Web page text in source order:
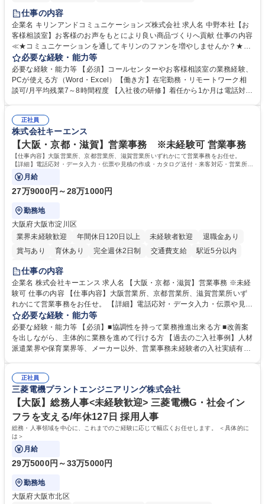
仕事の内容
企業名 キリンアンドコミュニケーションズ株式会社 求人名 中野本社【お
客様相談室】お客様のお声をもとにより良い商品づくりへ貢献 仕事の内容
≪★コミュニケーションを通してキリンのファンを増やしませんか？★≫
お客様のお声をより良い商品づくりに活かしていく上で、窓口となるお客
様相談室でのお仕事です。 日々お客様からいただくキリングループへのご
意見を、企業活動に活かしています。お客様からの声に迅速かつ誠意をも
って対応、情報提供するとともにグループ内活動に反映しています。 【具
平均100件前後■メール・手紙：同上40件前後 募集職種 中野本社【お客様
相談室】お客様のお声をもとにより良い商品づくりへ貢献
必要な経験・能力等
必要な経験・能力等 【必須】コールセンターやお客様相談室の業務経験、
PCが使える方（Word・Excel）【働き方】在宅勤務・リモートワーク相
談可/月平均残業7～8時間程度 【入社後の研修】着任から1か月は電話対応
すのでご安心ください。 【当社について】キリングループの広報機能を担
う会社として、お客様との出会いを大切にし、磨き上げたホスピタリティ
を込めてコミュニケーションをとりながら広報関連業務を行っておりま
す。 学歴・資格 学歴：大学院 大学 高専 短大 専修学校 高校 語学力： 資
格：
正社員
株式会社キーエンス
【大阪・京都・滋賀】営業事務 ※未経験可 営業事務
【仕事内容】大阪営業所、京都営業所、滋賀営業所いずれかにて営業事務をお任せ。
【詳細】電話応対・データ入力・伝票や見積の作成・カタログ送付・来客対応・営業所内
で発生する事務業務や業務改善をお任せ。
月給
27万9000円～28万1000円
勤務地
大阪府大阪市淀川区
業界未経験歓迎
年間休日120日以上 未経験者歓迎
退職金あり
賞与あり
育休あり 完全週休2日制 交通費支給
駅近5分以内
土日祝休み
仕事の内容
企業名 株式会社キーエンス 求人名 【大阪・京都・滋賀】営業事務 ※未経
験可 仕事の内容 【仕事内容】大阪営業所、京都営業所、滋賀営業所いず
れかにて営業事務をお任せ。 【詳細】電話応対・データ入力・伝票や見積
の作成・カタログ送付・来客対応・営業所内で発生する事務業務や業務改
善をお任せ。 【教育制度】ご入社後、育成担当とペアになりながらOJTに
て業務を覚えていただくことが可能です。業務システムがきちんと構築さ
れているため、スムーズに仕事に慣れることができる環境です。また、
募集職種 【大阪・京都・滋賀】営業事務 ※未経験可
必要な経験・能力等
必要な経験・能力等 【必須】■協調性を持って業務推進出来る方 ■改善案
を出しながら、主体的に業務を進めて行ける方 【過去のご入社事例】人材
派遣業界や保育業界等、メーカー以外、営業事務未経験者の入社実績有
えて、お客様や社員の状況に合わせ、能動的なサポート、改善の動きも期
待され。組織を支えるスペシャリストとして、チームに貢献し、結果的に
社員から頼られる存在になることができます。平均19:30の退勤以降の業
務の持ち帰りも禁止されており、メリハリのある働き方となります。 学
歴・資格 学歴：大学院 大学 高専 短大 語学力： 資格：
正社員
三菱電機プラントエンジニアリング株式会社
【大阪】総務人事<未経験歓迎> 三菱電機G・社会イン
フラを支える/年休127日 採用人事
総務・人事領域を中心に、これまでのご経験に応じて幅広くお任せします。 ＜具体的に
は＞
月給
29万5000円～33万5000円
勤務地
大阪府大阪市北区